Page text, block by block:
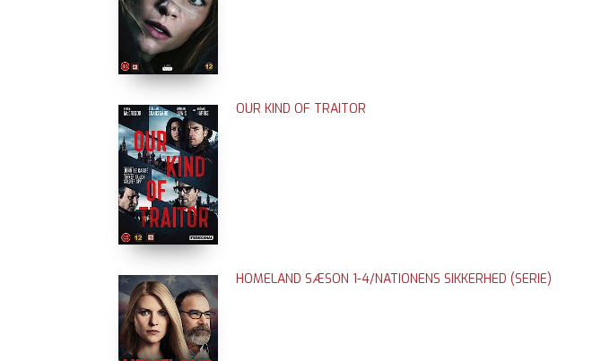
OUR KIND OF TRAITOR
HOMELAND SÆSON 1-4/NATIONENS SIKKERHED (SERIE)